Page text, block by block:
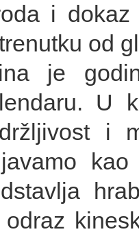
i
od
je
U
i